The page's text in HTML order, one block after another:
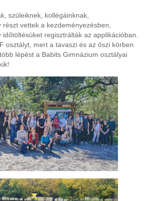
szüleiknek, kollégáinknak,
vettek a kezdeményezésben,
regisztrálták az applikációban.
osztályt, mert a tavaszi és az őszi körben
lépést a Babits Gimnázium osztályai